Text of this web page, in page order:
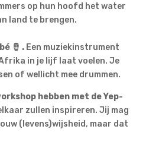
op hun hoofd het water
land te brengen.
🪘 . Een muziekinstrument
in je lijf laat voelen. Je
of wellicht mee drummen.
hebben met de Yep-
zullen inspireren. Jij mag
(levens)wijsheid, maar dat